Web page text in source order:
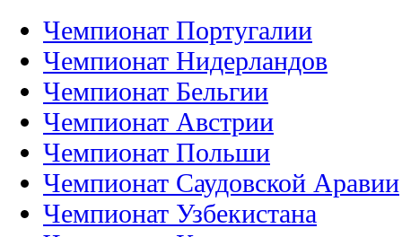
Чемпионат Португалии
Чемпионат Нидерландов
Чемпионат Бельгии
Чемпионат Австрии
Чемпионат Польши
Чемпионат Саудовской Аравии
Чемпионат Узбекистана